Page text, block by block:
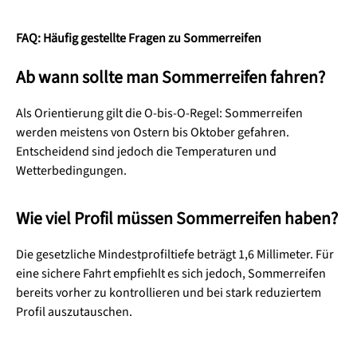
FAQ: Häufig gestellte Fragen zu Sommerreifen
Ab wann sollte man Sommerreifen fahren?
Als Orientierung gilt die O-bis-O-Regel: Sommerreifen
werden meistens von Ostern bis Oktober gefahren.
Entscheidend sind jedoch die Temperaturen und
Wetterbedingungen.
Wie viel Profil müssen Sommerreifen haben?
Die gesetzliche Mindestprofiltiefe beträgt 1,6 Millimeter. Für
eine sichere Fahrt empfiehlt es sich jedoch, Sommerreifen
bereits vorher zu kontrollieren und bei stark reduziertem
Profil auszutauschen.